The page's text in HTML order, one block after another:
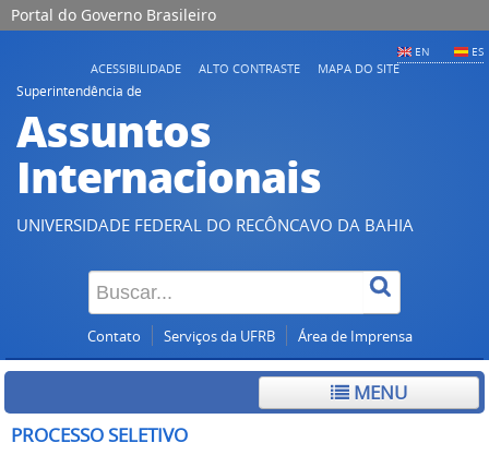
Portal do Governo Brasileiro
EN ES
ACESSIBILIDADE ALTO CONTRASTE
MAPA DO SITE
Superintendência de
Assuntos
Internacionais
UNIVERSIDADE FEDERAL DO RECÔNCAVO DA BAHIA
Contato Serviços da UFRB Área de Imprensa
MENU
PROCESSO SELETIVO